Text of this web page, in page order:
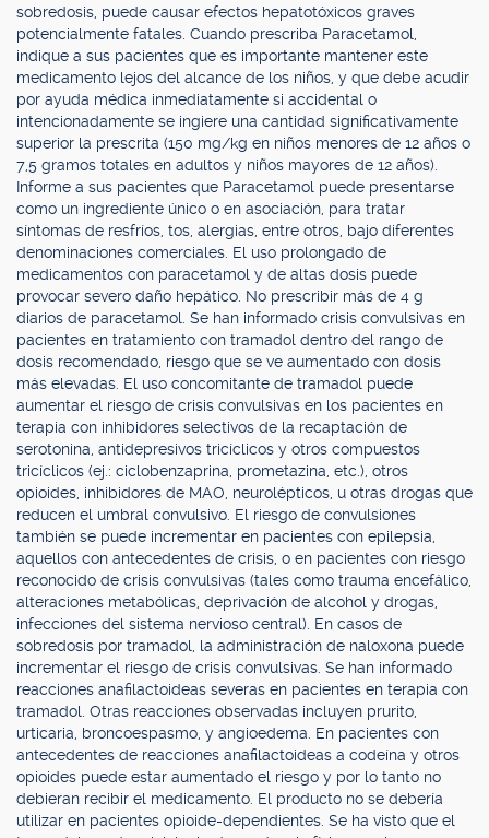
sobredosis, puede causar efectos hepatotóxicos graves
potencialmente fatales. Cuando prescriba Paracetamol,
indique a sus pacientes que es importante mantener este
medicamento lejos del alcance de los niños, y que debe acudir
por ayuda médica inmediatamente si accidental o
intencionadamente se ingiere una cantidad significativamente
superior la prescrita (150 mg/kg en niños menores de 12 años o
7,5 gramos totales en adultos y niños mayores de 12 años).
Informe a sus pacientes que Paracetamol puede presentarse
como un ingrediente único o en asociación, para tratar
síntomas de resfríos, tos, alergias, entre otros, bajo diferentes
denominaciones comerciales. El uso prolongado de
medicamentos con paracetamol y de altas dosis puede
provocar severo daño hepático. No prescribir más de 4 g
diarios de paracetamol. Se han informado crisis convulsivas en
pacientes en tratamiento con tramadol dentro del rango de
dosis recomendado, riesgo que se ve aumentado con dosis
más elevadas. El uso concomitante de tramadol puede
aumentar el riesgo de crisis convulsivas en los pacientes en
terapia con inhibidores selectivos de la recaptación de
serotonina, antidepresivos tricíclicos y otros compuestos
tricíclicos (ej.: ciclobenzaprina, prometazina, etc.), otros
opioides, inhibidores de MAO, neurolépticos, u otras drogas que
reducen el umbral convulsivo. El riesgo de convulsiones
también se puede incrementar en pacientes con epilepsia,
aquellos con antecedentes de crisis, o en pacientes con riesgo
reconocido de crisis convulsivas (tales como trauma encefálico,
alteraciones metabólicas, deprivación de alcohol y drogas,
infecciones del sistema nervioso central). En casos de
sobredosis por tramadol, la administración de naloxona puede
incrementar el riesgo de crisis convulsivas. Se han informado
reacciones anafilactoideas severas en pacientes en terapia con
tramadol. Otras reacciones observadas incluyen prurito,
urticaria, broncoespasmo, y angioedema. En pacientes con
antecedentes de reacciones anafilactoideas a codeína y otros
opioides puede estar aumentado el riesgo y por lo tanto no
debieran recibir el medicamento. El producto no se debería
utilizar en pacientes opioide-dependientes. Se ha visto que el